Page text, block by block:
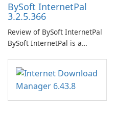
BySoft InternetPal
3.2.5.366
Review of BySoft InternetPal
BySoft InternetPal is a
application designed to
monitor your internet
connection and provide real-
time insights into its